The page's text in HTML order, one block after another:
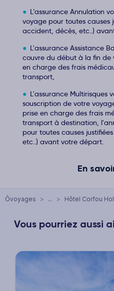
L’assurance Annulation
voyage pour toutes causes
accident, décès, etc..)
L'assurance Assistance
couvre du début à la fin de
en charge des frais
transport,
L'assurance Multirisques
souscription de votre
prise en charge des frais
transport à destination,
pour toutes causes
etc..) avant votre départ.
En
Ôvoyages > ... > Hôtel Corfou
Vous pourriez aussi